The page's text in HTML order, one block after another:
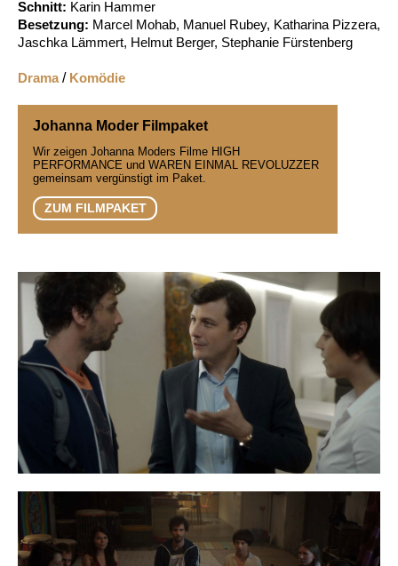
Schnitt: Karin Hammer
Besetzung: Marcel Mohab, Manuel Rubey, Katharina Pizzera,
Jaschka Lämmert, Helmut Berger, Stephanie Fürstenberg
Drama/ Komödie
Johanna Moder Filmpaket
Wir zeigen Johanna Moders Filme HIGH
PERFORMANCE und WAREN EINMAL REVOLUZZER
gemeinsam vergünstigt im Paket.
ZUM FILMPAKET